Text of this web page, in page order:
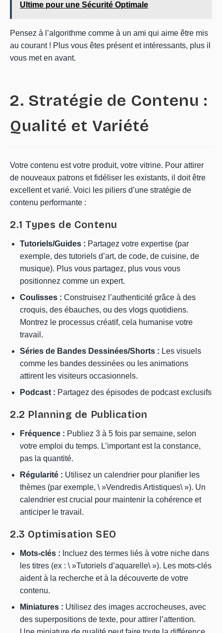
Ultime pour une Sécurité Optimale
Pensez à l’algorithme comme à un ami qui aime être mis
au courant ! Plus vous êtes présent et intéressants, plus il
vous met en avant.
2. Stratégie de Contenu :
Qualité et Variété
Votre contenu est votre produit, votre vitrine. Pour attirer
de nouveaux patrons et fidéliser les existants, il doit être
excellent et varié. Voici les piliers d’une stratégie de
contenu performante :
2.1 Types de Contenu
Tutoriels/Guides : Partagez votre expertise (par
exemple, des tutoriels d’art, de code, de cuisine, de
musique). Plus vous partagez, plus vous vous
positionnez comme un expert.
Coulisses : Construisez l’authenticité grâce à des
croquis, des ébauches, ou des vlogs quotidiens.
Montrez le processus créatif, cela humanise votre
travail.
Séries de Bandes Dessinées/Shorts : Les visuels
comme les bandes dessinées ou les animations
attirent les visiteurs occasionnels.
Podcast : Partagez des épisodes de podcast exclusifs
2.2 Planning de Publication
Fréquence : Publiez 3 à 5 fois par semaine, selon
votre emploi du temps. L’important est la constance,
pas la quantité.
Régularité : Utilisez un calendrier pour planifier les
thèmes (par exemple, \ »Vendredis Artistiques\ »). Un
calendrier est crucial pour maintenir la cohérence et
anticiper le travail.
2.3 Optimisation SEO
Mots-clés : Incluez des termes liés à votre niche dans
les titres (ex : \ »Tutoriels d’aquarelle\ »). Les mots-clés
aident à la recherche et à la découverte de votre
contenu.
Miniatures : Utilisez des images accrocheuses, avec
des superpositions de texte, pour attirer l’attention.